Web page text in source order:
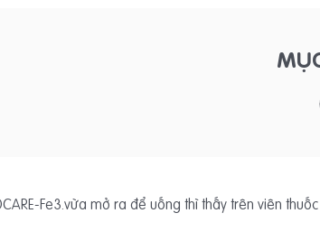
Fe3.vừa mở ra để uống thì thấy trên viên